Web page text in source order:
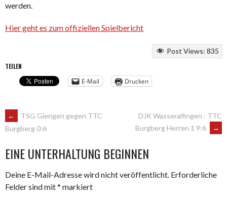
werden.
Hier geht es zum offiziellen Spielbericht
Post Views: 835
TEILEN
E-Mail
Drucken
ARTIKEL-
NAVIGATION
←
TSG Giengen gegen TTC
Burgberg 0:6
DJK Wasseralfingen : TTC
Burgberg Herren 1 9:6
→
EINE UNTERHALTUNG BEGINNEN
Deine E-Mail-Adresse wird nicht veröffentlicht. Erforderliche
Felder sind mit* markiert